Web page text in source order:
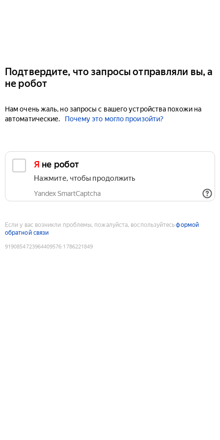
Подтвердите, что запросы отправляли вы, а
не робот
Нам очень жаль, но запросы с вашего устройства похожи на
автоматические.
Почему это могло произойти?
Я не робот
Нажмите, чтобы продолжить
Yandex SmartCaptcha
Если у вас возникли проблемы, пожалуйста, воспользуйтесьформой
обратной связи
9190854723964409576:1786221849